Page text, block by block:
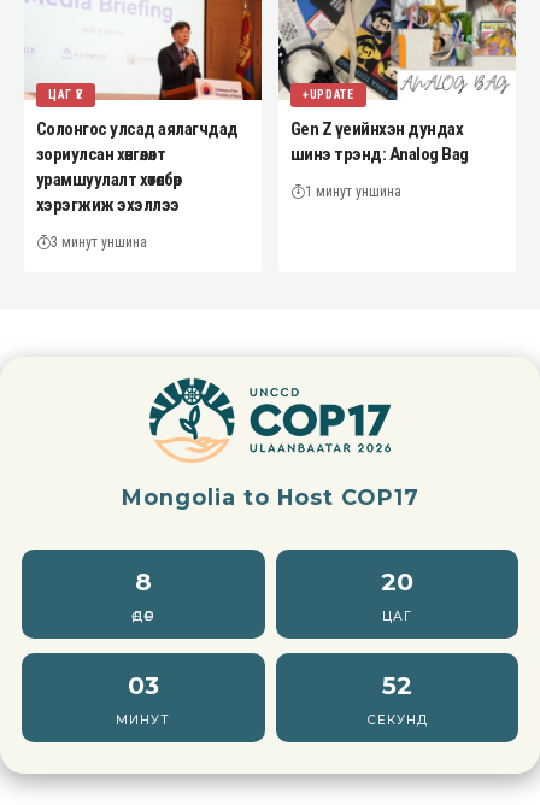
ЦАГ ҮЕ
Солонгос улсад аялагчдад
зориулсан хөнгөлөлт
урамшуулалт хөтөлбөр
хэрэгжиж эхэллээ
3 минут уншина
+UPDATE
Gen Z үеийнхэн дундах
шинэ трэнд: Analog Bag
1 минут уншина
Mongolia to Host COP17
8
ӨДӨР
20
ЦАГ
03
МИНУТ
50
СЕКУНД